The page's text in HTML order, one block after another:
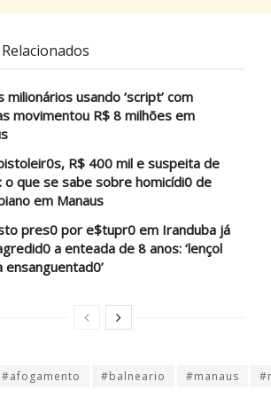
milionários usando ‘script’ com
movimentou R$ 8 milhões em
R$ 400 mil e suspeita de
o que se sabe sobre homicídi0 de
em Manaus
pres0 por e$tupr0 em Iranduba já
a enteada de 8 anos: ‘lençol
ensanguentad0’
#afogamento #balneario #manaus